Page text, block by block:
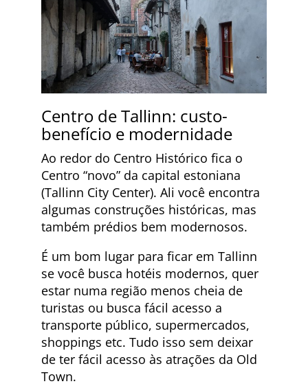
Centro de Tallinn: custo-
benefício e modernidade
Ao redor do Centro Histórico fica o
Centro “novo” da capital estoniana
(Tallinn City Center). Ali você encontra
algumas construções históricas, mas
também prédios bem modernosos.
É um bom lugar para ficar em Tallinn
se você busca hotéis modernos, quer
estar numa região menos cheia de
turistas ou busca fácil acesso a
transporte público, supermercados,
shoppings etc. Tudo isso sem deixar
de ter fácil acesso às atrações da Old
Town.